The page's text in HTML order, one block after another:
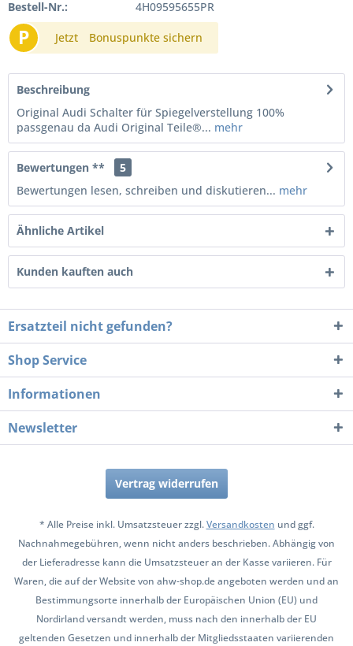
Bestell-Nr.: 4H09595655PR
P Jetzt Bonuspunkte sichern
Beschreibung
Original Audi Schalter für Spiegelverstellung 100%
passgenau da Audi Original Teile®... mehr
Bewertungen **
5
Bewertungen lesen, schreiben und diskutieren... mehr
Ähnliche Artikel
Kunden kauften auch
Ersatzteil nicht gefunden?
Shop Service
Informationen
Newsletter
Vertrag widerrufen
* Alle Preise inkl. Umsatzsteuer zzgl.Versandkosten und ggf.
Nachnahmegebühren, wenn nicht anders beschrieben. Abhängig von
der Lieferadresse kann die Umsatzsteuer an der Kasse variieren. Für
Waren, die auf der Website von ahw-shop.de angeboten werden und an
Bestimmungsorte innerhalb der Europäischen Union (EU) und
Nordirland versandt werden, muss nach den innerhalb der EU
geltenden Gesetzen und innerhalb der Mitgliedsstaaten variierenden